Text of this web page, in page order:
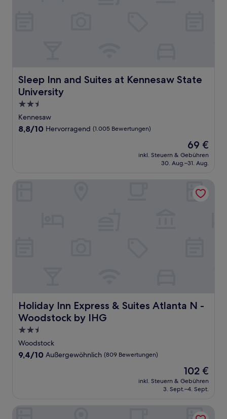
Sleep Inn and Suites at Kennesaw State
University
Sleep Inn and Suites at Kennesaw State University
2.5-
Sterne-
Unterkunft
Kennesaw
8.8
8,8/10 Hervorragend (1.005 Bewertungen)
Der
Preis
beträgt
69 €
inkl. Steuern & Gebühren
30. Aug.–31. Aug.
Holiday Inn Express & Suites Atlanta N -
Woodstock by IHG
Holiday Inn Express & Suites Atlanta N - Woodstock by
2.5-
Sterne-
Unterkunft
Woodstock
9.4
9,4/10 Außergewöhnlich (809 Bewertungen)
Der
Preis
beträgt
102 €
inkl. Steuern & Gebühren
3. Sept.–4. Sept.
Holiday Inn Express & Suites Atlanta N - Woodstock by